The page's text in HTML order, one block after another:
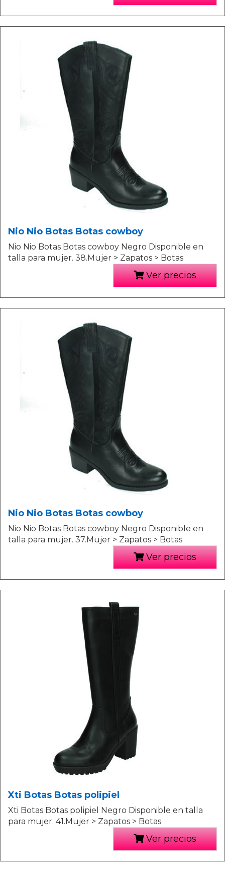
Nio Nio Botas Botas cowboy
Nio Nio Botas Botas cowboy Negro Disponible en
talla para mujer. 38.Mujer > Zapatos > Botas
Ver precios
Nio Nio Botas Botas cowboy
Nio Nio Botas Botas cowboy Negro Disponible en
talla para mujer. 37.Mujer > Zapatos > Botas
Ver precios
Xti Botas Botas polipiel
Xti Botas Botas polipiel Negro Disponible en talla
para mujer. 41.Mujer > Zapatos > Botas
Ver precios